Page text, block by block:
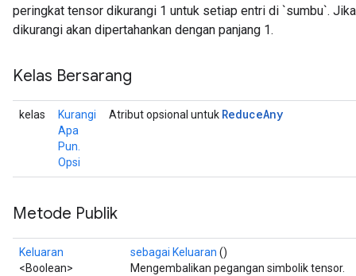
peringkat tensor dikurangi 1 untuk setiap entri di `sumbu`.
dikurangi akan dipertahankan dengan panjang 1.
Kelas Bersarang
kelas
Kurangi
Apa
Pun.
Opsi
Atribut opsional untuk ReduceAny
Metode Publik
Keluaran
<Boolean>
sebagai Keluaran ()
Mengembalikan pegangan simbolik tensor.